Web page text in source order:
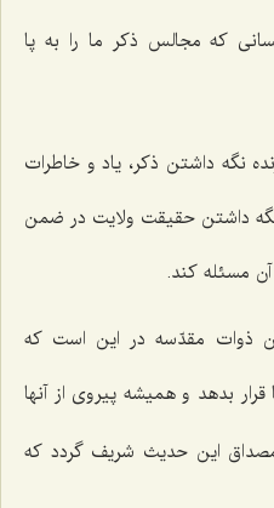
که مجالس ذکر ما را به پا
نگه داشتن ذكر، ياد و خاطرات
نگه‌ داشتن حقيقت ولايت در ضمن
مسئله كند.
ذوات مقدّسه در اين است كه
بدهد و هميشه پيروى از آنها
این حدیث شریف گردد که